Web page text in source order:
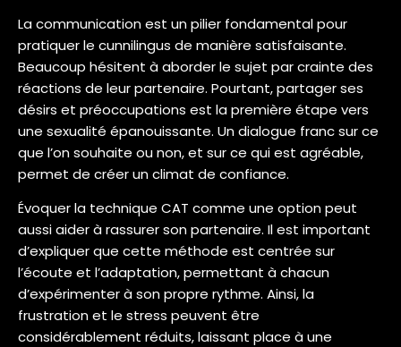
La communication est un pilier fondamental pour
pratiquer le cunnilingus de manière satisfaisante.
Beaucoup hésitent à aborder le sujet par crainte des
réactions de leur partenaire. Pourtant, partager ses
désirs et préoccupations est la première étape vers
une sexualité épanouissante. Un dialogue franc sur ce
que l’on souhaite ou non, et sur ce qui est agréable,
permet de créer un climat de confiance.
Évoquer la technique CAT comme une option peut
aussi aider à rassurer son partenaire. Il est important
d’expliquer que cette méthode est centrée sur
l’écoute et l’adaptation, permettant à chacun
d’expérimenter à son propre rythme. Ainsi, la
frustration et le stress peuvent être
considérablement réduits, laissant place à une